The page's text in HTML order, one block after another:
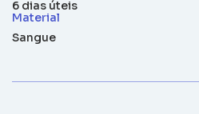
6 dias úteis
Material
Sangue